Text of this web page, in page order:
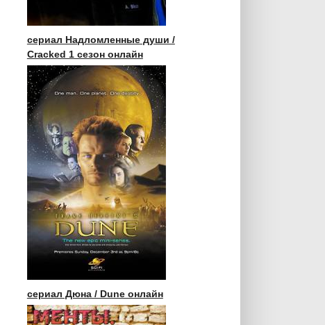
сериал Надломленные души /
Cracked 1 сезон онлайн
сериал Дюна / Dune онлайн